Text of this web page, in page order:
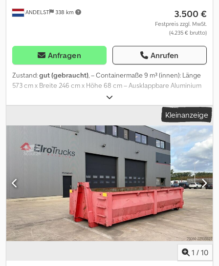
ANDELST 338 km 3.500 €
Festpreis zzgl. MwSt.
(4.235 € brutto)
Anfragen Anrufen
Zustand:gut (gebraucht), – Containermaße 9 m³ (innen): Länge
573 cm x Breite 246 cm x Höhe 68 cm – Ausklappbare Aluminium
bordwände Dsdpfx Apeztbw Ij Eskr – Geeignet für Kabel
aufhname = Weitere Informationen = Abmessungen (L x B x H):
610 x 250 x 100 cm Technischer Zustand: gut Optischer Zustand:
gut Hersteller: Clean Mat Trucks B.V. Wageningsestraat 17 6673DB
Kleinanzeige
1 / 10